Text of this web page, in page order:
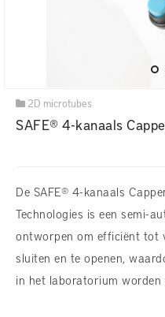
2D microtubes
SAFE® 4-kanaals
De SAFE® 4-kanaals
Technologies is een semi-
ontworpen om efficiënt tot
sluiten en te openen,
in het laboratorium worden